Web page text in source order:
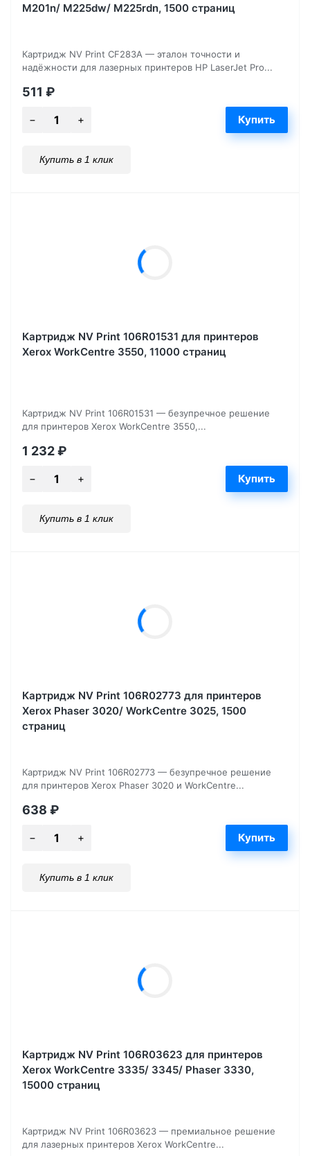
M201n/ M225dw/ M225rdn, 1500 страниц
Картридж NV Print CF283A — эталон точности и
надёжности для лазерных принтеров HP LaserJet Pro...
511 ₽
Купить в 1 клик
Картридж NV Print 106R01531 для принтеров
Xerox WorkCentre 3550, 11000 страниц
Картридж NV Print 106R01531 — безупречное решение
для принтеров Xerox WorkCentre 3550,...
1 232₽
Купить в 1 клик
Картридж NV Print 106R02773 для принтеров
Xerox Phaser 3020/ WorkCentre 3025, 1500
страниц
Картридж NV Print 106R02773 — безупречное решение
для принтеров Xerox Phaser 3020 и WorkCentre...
638 ₽
Купить в 1 клик
Картридж NV Print 106R03623 для принтеров
Xerox WorkCentre 3335/ 3345/ Phaser 3330,
15000 страниц
Картридж NV Print 106R03623 — премиальное решение
для лазерных принтеров Xerox WorkCentre...